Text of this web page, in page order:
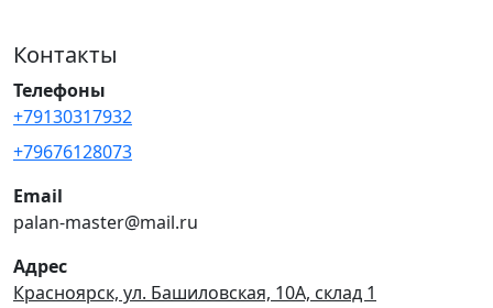
Контакты
Телефоны
+79130317932
+79676128073
Email
palan-master@mail.ru
Адрес
Красноярск, ул. Башиловская, 10А, склад 1